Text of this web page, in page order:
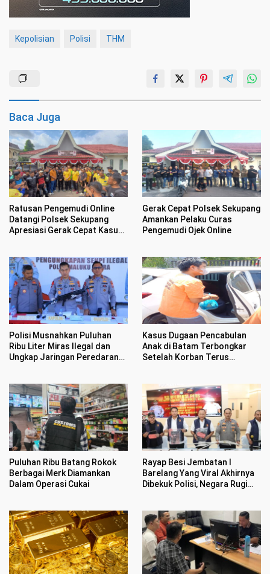
Kepolisian Polisi THM
Baca Juga
Ratusan Pengemudi Online
Datangi Polsek Sekupang
Apresiasi Gerak Cepat Kasus
Gerak Cepat Polsek Sekupang
Amankan Pelaku Curas
Pengemudi Ojek Online
Polisi Musnahkan Puluhan
Ribu Liter Miras Ilegal dan
Ungkap Jaringan Peredaran
Kasus Dugaan Pencabulan
Anak di Batam Terbongkar
Setelah Korban Terus
Puluhan Ribu Batang Rokok
Berbagai Merk Diamankan
Dalam Operasi Cukai
Rayap Besi Jembatan I
Barelang Yang Viral Akhirnya
Dibekuk Polisi, Negara Rugi